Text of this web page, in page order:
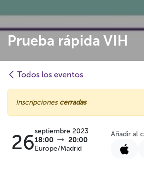
Prueba rápida VIH
Todos los eventos
Inscripciones cerradas
26septiembre 2023
18:00
20:00
Europe/Madrid
Añadir al